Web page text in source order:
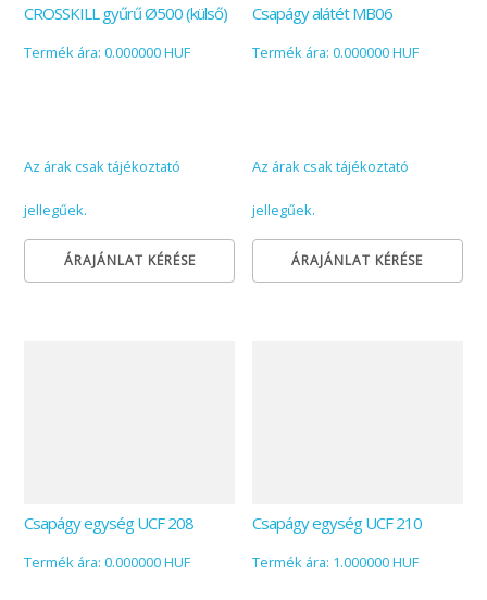
CROSSKILL gyűrű Ø500 (külső)
Termék ára: 0.000000 HUF
Az árak csak tájékoztató
jellegűek.
ÁRAJÁNLAT KÉRÉSE
Csapágy alátét MB06
Termék ára: 0.000000 HUF
Az árak csak tájékoztató
jellegűek.
ÁRAJÁNLAT KÉRÉSE
Csapágy egység UCF 208
Termék ára: 0.000000 HUF
Csapágy egység UCF 210
Termék ára: 1.000000 HUF